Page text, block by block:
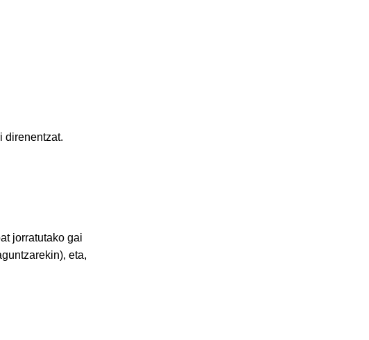
direnentzat.
jorratutako gai
eta,